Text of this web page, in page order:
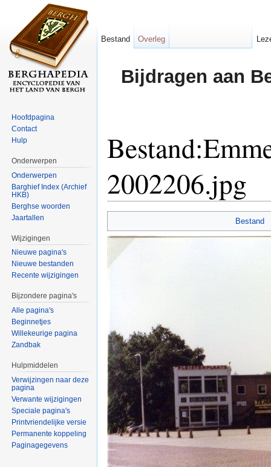
Bijdragen aan
2002206.jpg
Bestand
Bestand Overleg
Hoofdpagina
Contact
Hulp
Onderwerpen
Onderwerpen
Barghief Index (Archief
HKB)
Berghse woorden
Jaartallen
Wijzigingen
Nieuwe pagina's
Nieuwe bestanden
Recente wijzigingen
Bijzondere pagina's
Alle pagina's
Beginnetjes
Willekeurige pagina
Zandbak
Hulpmiddelen
Verwijzingen naar deze
pagina
Verwante wijzigingen
Speciale pagina's
Printvriendelijke versie
Permanente koppeling
Paginagegevens